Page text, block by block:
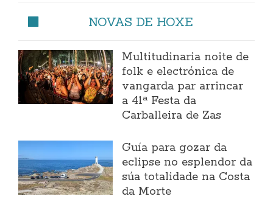
NOVAS DE HOXE
Multitudinaria noite de
folk e electrónica de
vangarda par arrincar
a 41ª Festa da
Carballeira de Zas
Guía para gozar da
eclipse no esplendor da
súa totalidade na Costa
da Morte